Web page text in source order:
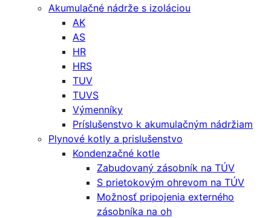
Akumulačné nádrže s izoláciou
AK
AS
HR
HRS
TUV
TUVS
Výmenníky
Príslušenstvo k akumulačným nádržiam
Plynové kotly a prislušenstvo
Kondenzačné kotle
Zabudovaný zásobník na TÚV
S prietokovým ohrevom na TÚV
Možnosť pripojenia externého
zásobníka na oh